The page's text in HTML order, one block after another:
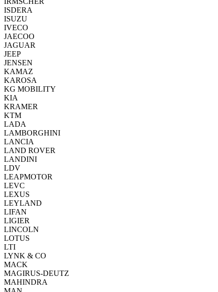
ISDERA
ISUZU
IVECO
JAECOO
JAGUAR
JEEP
JENSEN
KAMAZ
KAROSA
KG MOBILITY
KIA
KRAMER
KTM
LADA
LAMBORGHINI
LANCIA
LAND ROVER
LANDINI
LDV
LEAPMOTOR
LEVC
LEXUS
LEYLAND
LIFAN
LIGIER
LINCOLN
LOTUS
LTI
LYNK & CO
MACK
MAGIRUS-DEUTZ
MAHINDRA